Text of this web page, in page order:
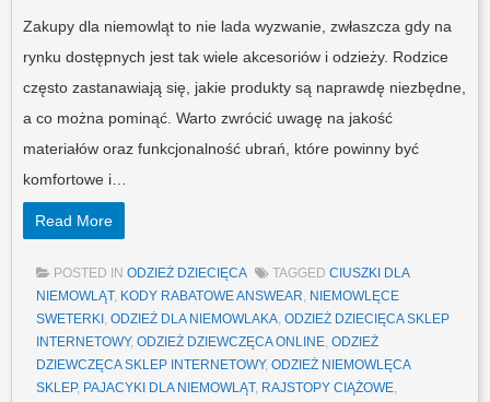
Zakupy dla niemowląt to nie lada wyzwanie, zwłaszcza gdy na
rynku dostępnych jest tak wiele akcesoriów i odzieży. Rodzice
często zastanawiają się, jakie produkty są naprawdę niezbędne,
a co można pominąć. Warto zwrócić uwagę na jakość
materiałów oraz funkcjonalność ubrań, które powinny być
komfortowe i…
Read More
POSTED IN ODZIEŻ DZIECIĘCA TAGGED CIUSZKI DLA
NIEMOWLĄT, KODY RABATOWE ANSWEAR, NIEMOWLĘCE
SWETERKI , ODZIEŻ DLA NIEMOWLAKA, ODZIEŻ DZIECIĘCA SKLEP
INTERNETOWY, ODZIEŻ DZIEWCZĘCA ONLINE, ODZIEŻ
DZIEWCZĘCA SKLEP INTERNETOWY, ODZIEŻ NIEMOWLĘCA
SKLEP, PAJACYKI DLA NIEMOWLĄT, RAJSTOPY CIĄŻOWE,